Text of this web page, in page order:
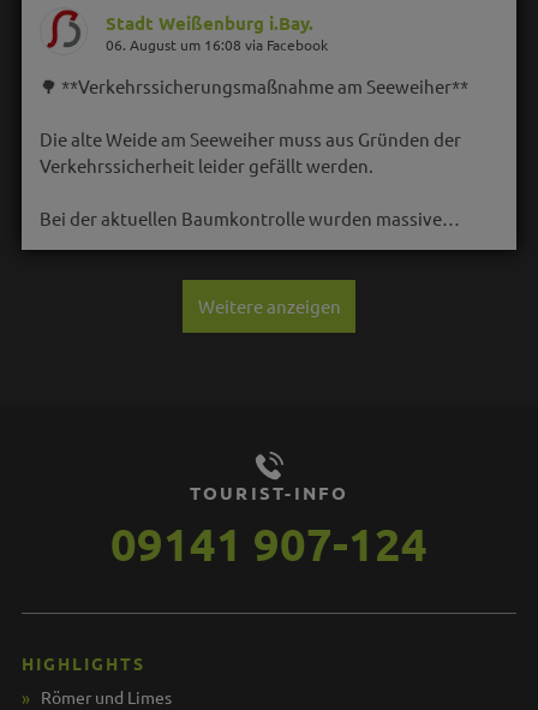
Stadt Weißenburg i.Bay.
06. August um 16:08 via Facebook
🌳 **Verkehrssicherungsmaßnahme am Seeweiher**
Die alte Weide am Seeweiher muss aus Gründen der
Verkehrssicherheit leider gefällt werden.
Bei der aktuellen Baumkontrolle wurden massive…
Weitere anzeigen
TOURIST-INFO
09141 907-124
HIGHLIGHTS
Römer und Limes